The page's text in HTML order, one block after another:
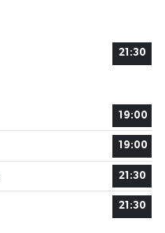
21:30
19:00
19:00
21:30
21:30